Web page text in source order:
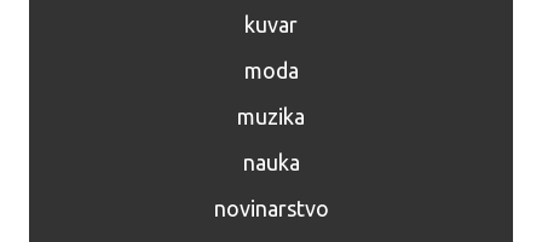
kuvar
moda
muzika
nauka
novinarstvo